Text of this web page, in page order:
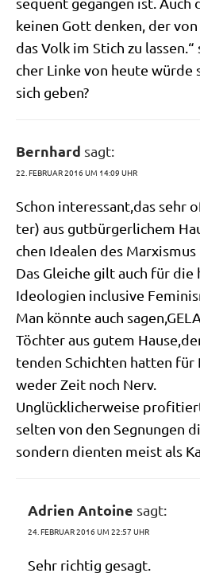
kei­nen Gott den­ken, der
das Volk im Stich zu
cher Lin­ke von heu­te wür­de
sich geben?
Bernhard sagt:
22. FEBRUAR 2016 UM 14:09 UHR
Schon interessant,das sehr
ter) aus gut­bür­ger­li­chem
chen Idea­len des Mar­xis­mus
Das Glei­che gilt auch für
Ideo­lo­gien inclu­si­ve
Man könn­te auch
Töch­ter aus gutem
ten­den Schich­ten hat­ten
weder Zeit noch Nerv.
Unglück­li­cher­wei­se
sel­ten von den Seg­nun­gen
son­dern dien­ten meist als
Adrien Antoine sagt:
24. FEBRUAR 2016 UM 22:57 UHR
Sehr rich­tig gesagt.